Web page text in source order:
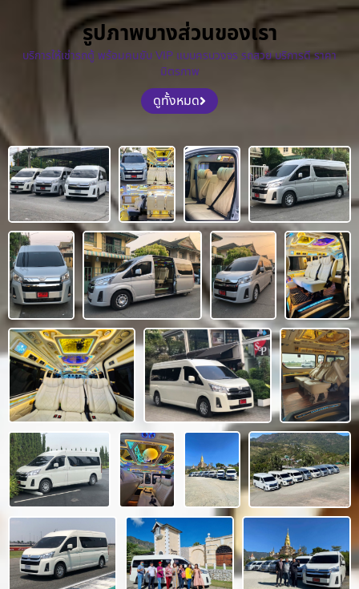
รูปภาพบางส่วนของเรา
บริการให้เช่ารถตู้ พร้อมคนขับ VIP แบบครบวงจร รถสวย บริการดี ราคา
มิตรภาพ
ดูทั้งหมด